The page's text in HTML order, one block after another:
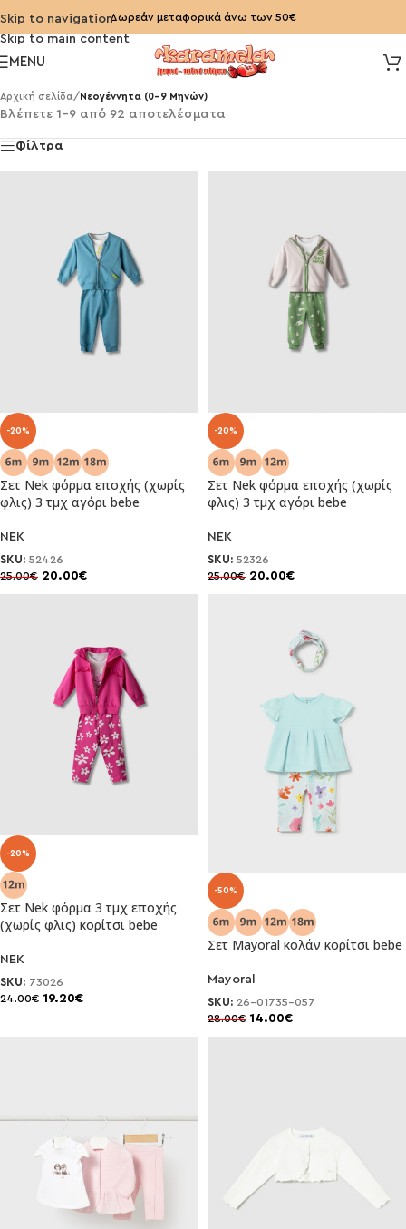
Skip to navigation
Skip to main content
Δωρεάν μεταφορικά άνω των 50€
MENU
Αρχική σελίδα/Νεογέννητα (0-9 Μηνών)
Βλέπετε 1–9 από 92 αποτελέσματα
Φίλτρα
-20%
Σετ Nek φόρμα εποχής (χωρίς
φλις) 3 τμχ αγόρι bebe
NEK
SKU: 52426
25.00€ 20.00€
-20%
Σετ Nek φόρμα εποχής (χωρίς
φλις) 3 τμχ αγόρι bebe
NEK
SKU: 52326
25.00€ 20.00€
-20%
Σετ Nek φόρμα 3 τμχ εποχής
(χωρίς φλις) κορίτσι bebe
NEK
SKU: 73026
24.00€ 19.20€
-50%
Σετ Mayoral κολάν κορίτσι bebe
Mayoral
SKU: 26-01735-057
28.00€ 14.00€